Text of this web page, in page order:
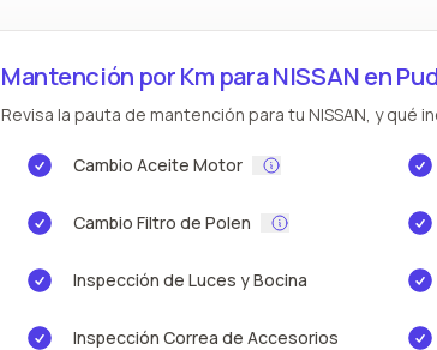
Mantención por Km para NISSAN en
Revisa la pauta de mantención para tu NISSAN, y qué
Cambio Aceite Motor
Cambio Filtro de Polen
Inspección de Luces y Bocina
Inspección Correa de Accesorios